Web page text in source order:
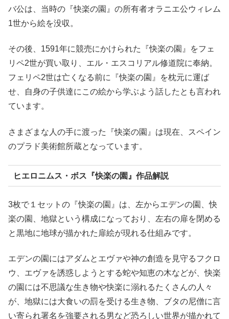
バ公は、当時の『快楽の園』の所有者オラニエ公ウィレム
1世から絵を没収。
その後、1591年に競売にかけられた『快楽の園』をフェ
リペ2世が買い取り、エル・エスコリアル修道院に奉納。
フェリペ2世は亡くなる前に『快楽の園』を枕元に運ば
せ、自身の子供達にこの絵から学ぶよう話したとも言われ
ています。
さまざまな人の手に渡った『快楽の園』は現在、スペイン
のプラド美術館所蔵となっています。
ヒエロニムス・ボス『快楽の園』作品解説
3枚で１セットの『快楽の園』は、左からエデンの園、快
楽の園、地獄という構成になっており、左右の扉を閉める
と黒地に地球が描かれた扉絵が現れる仕組みです。
エデンの園にはアダムとエヴァや神の創造を見守るフクロ
ウ、エヴァを誘惑しようとする蛇や知恵の木などが、快楽
の園には不思議な生き物や快楽に溺れるたくさんの人々
が、地獄には大食いの罰を受ける生き物、ブタの尼僧に言
い寄られ署名を強要される男など恐ろしい世界が描かれて